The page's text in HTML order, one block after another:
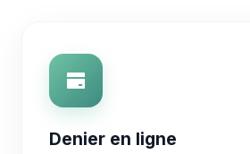
Denier en ligne